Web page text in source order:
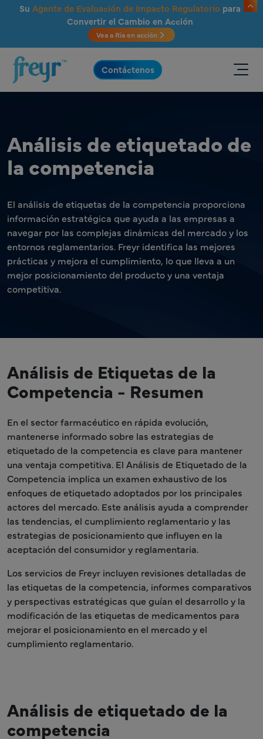
Saltar al contenido principal
Su Agente de Evaluación de Impacto Regulatorio para
Convertir el Cambio en Acción
Vea a Ria en acción
.
Contáctenos
Análisis de etiquetado de
la competencia
El análisis de etiquetas de la competencia proporciona
información estratégica que ayuda a las empresas a
navegar por las complejas dinámicas del mercado y los
entornos reglamentarios. Freyr identifica las mejores
prácticas y mejora el cumplimiento, lo que lleva a un
mejor posicionamiento del producto y una ventaja
competitiva.
Análisis de Etiquetas de la
Competencia - Resumen
En el sector farmacéutico en rápida evolución,
mantenerse informado sobre las estrategias de
etiquetado de la competencia es clave para mantener
una ventaja competitiva. El Análisis de Etiquetado de la
Competencia implica un examen exhaustivo de los
enfoques de etiquetado adoptados por los principales
actores del mercado. Este análisis ayuda a comprender
las tendencias, el cumplimiento reglamentario y las
estrategias de posicionamiento que influyen en la
aceptación del consumidor y reglamentaria.
Los servicios de Freyr incluyen revisiones detalladas de
las etiquetas de la competencia, informes comparativos
y perspectivas estratégicas que guían el desarrollo y la
modificación de las etiquetas de medicamentos para
mejorar el posicionamiento en el mercado y el
cumplimiento reglamentario.
Análisis de etiquetado de la
competencia